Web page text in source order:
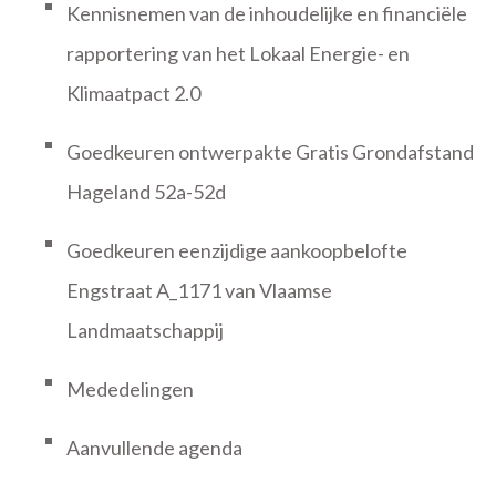
Kennisnemen van de inhoudelijke en financiële
rapportering van het Lokaal Energie- en
Klimaatpact 2.0
Goedkeuren ontwerpakte Gratis Grondafstand
Hageland 52a-52d
Goedkeuren eenzijdige aankoopbelofte
Engstraat A_1171 van Vlaamse
Landmaatschappij
Mededelingen
Aanvullende agenda